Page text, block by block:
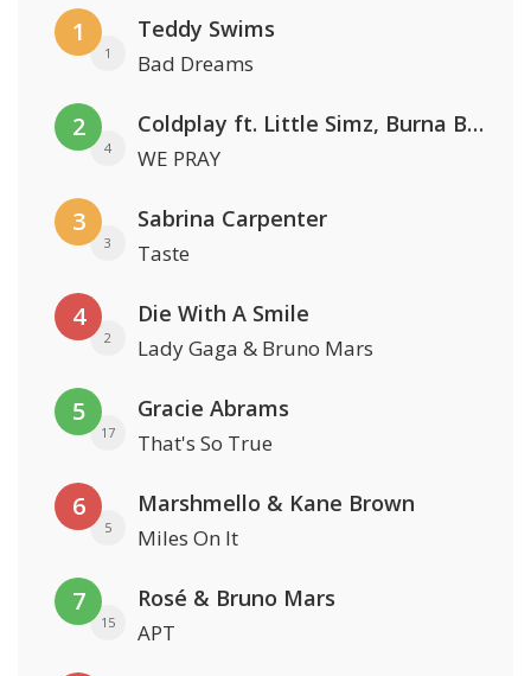
1
1
Teddy Swims
Bad Dreams
2
4
Coldplay ft. Little Simz, Burna Boy, Elyanna & Tini
WE PRAY
3
3
Sabrina Carpenter
Taste
4
2
Die With A Smile
Lady Gaga & Bruno Mars
5
17
Gracie Abrams
That's So True
6
5
Marshmello & Kane Brown
Miles On It
7
15
Rosé & Bruno Mars
APT